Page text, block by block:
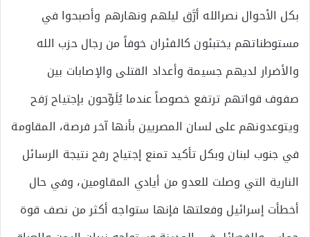
بكل الأحوال نصرالله أرَّق ليلهم ونهارهم وأصبحوا في
مستوطناتهم يختبئون كالفئران خوفاً من رجال حزب الله
والأضرار لديهم جسيمة وأعداد القتلى والإصابات بين
صفوف قواتهم ترتفع خصوصاً عندما يُلَوِّحون بإجتياح رَفح
ويتوعدونهم على لسان المصريين بأنها آخر فرصة، المقاومة
في جنوب لبنان وبكل تأكيد تمنع إجتياح رفح نتيجة الرسائل
النارية التي وصلت للعدو من أيادي المقاومين، وفي حال
أخطأت إسرائيل وفعلتها فإنها ستواجه أكثر من نصف قوة